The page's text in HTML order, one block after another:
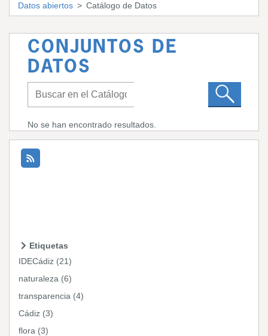
Datos abiertos Catálogo de Datos
CONJUNTOS DE
DATOS
No se han encontrado resultados.
Etiquetas
IDECádiz (21)
naturaleza (6)
transparencia (4)
Cádiz (3)
flora (3)